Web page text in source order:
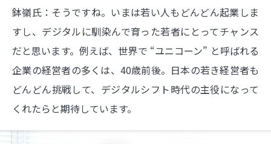
鉢嶺氏：そうですね。いまは若い人もどんどん起業しま
すし、デジタルに馴染んで育った若者にとってチャンス
だと思います。例えば、世界で “ユニコーン” と呼ばれる
企業の経営者の多くは、40歳前後。日本の若き経営者も
どんどん挑戦して、デジタルシフト時代の主役になって
くれたらと期待しています。